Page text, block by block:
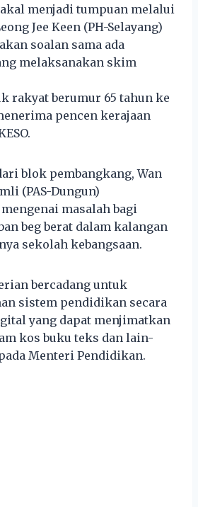
menjadi tumpuan melalui
Jee Keen (PH-Selayang)
soalan sama ada
melaksanakan skim
rakyat berumur 65 tahun ke
pencen kerajaan
blok pembangkang, Wan
(PAS-Dungun)
masalah bagi
beg berat dalam kalangan
sekolah kebangsaan.
bercadang untuk
sistem pendidikan secara
yang dapat menjimatkan
kos buku teks dan lain-
Menteri Pendidikan.